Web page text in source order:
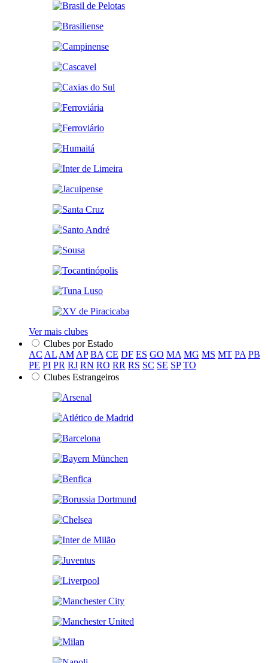
Ver mais clubes
Clubes por Estado
AC AL AM AP BA CE DF ES GO MA MG MS MT PA PB
PE PI PR RJ RN RO RR RS SC SE SP TO
Clubes Estrangeiros